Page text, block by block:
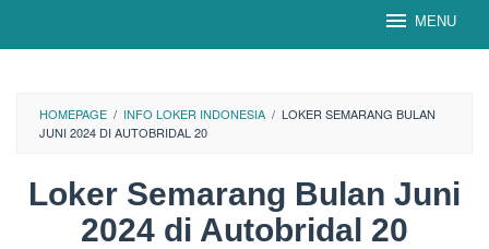
MENU
HOMEPAGE / INFO LOKER INDONESIA / LOKER SEMARANG BULAN
JUNI 2024 DI AUTOBRIDAL 20
Loker Semarang Bulan Juni
2024 di Autobridal 20